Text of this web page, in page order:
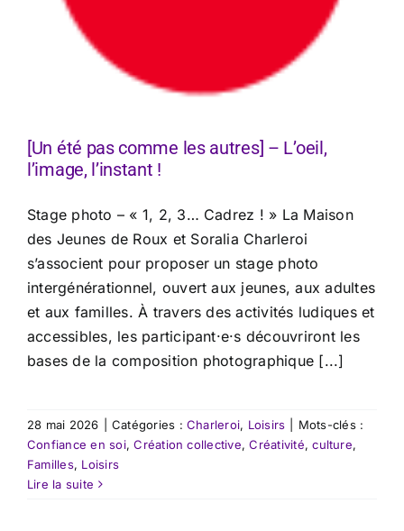
[Un été pas comme les autres] – L’oeil,
l’image, l’instant !
Stage photo – « 1, 2, 3… Cadrez ! » La Maison
des Jeunes de Roux et Soralia Charleroi
s’associent pour proposer un stage photo
intergénérationnel, ouvert aux jeunes, aux adultes
et aux familles. À travers des activités ludiques et
accessibles, les participant·e·s découvriront les
bases de la composition photographique [...]
28 mai 2026 Catégories :Charleroi, Loisirs
Mots-clés :
Confiance en soi,Création collective,Créativité,culture,
Familles, Loisirs
Lire la suite